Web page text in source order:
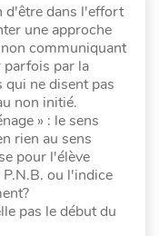
d'être dans l'effort
une approche
communiquant
parfois par la
qui ne disent pas
non initié.
» : le sens
rien au sens
pour l'élève
ou l'indice
pas le début du